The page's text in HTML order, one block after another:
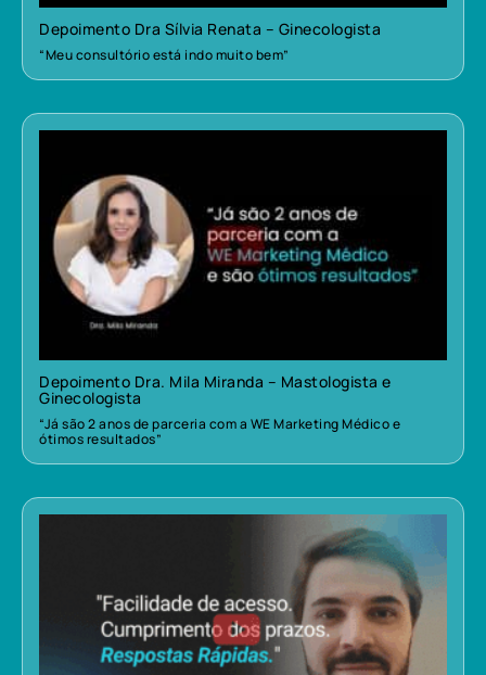
Depoimento Dra Sílvia Renata – Ginecologista
“Meu consultório está indo muito bem”
Depoimento Dra. Mila Miranda – Mastologista e
Ginecologista
“Já são 2 anos de parceria com a WE Marketing Médico e
ótimos resultados”